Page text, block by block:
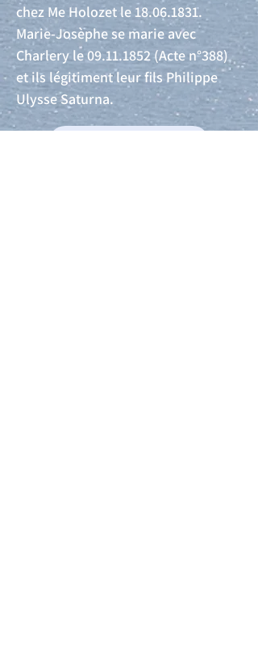
chez Me Holozet le18.06.1831.
Marie-Josèphe se marie avec
Charlery le09.11.1852(Acte n°388)
et ils légitiment leur fils Philippe
Ulysse Saturna.